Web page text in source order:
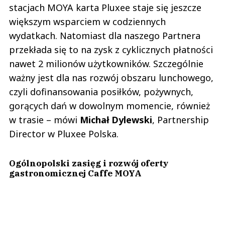
stacjach MOYA karta Pluxee staje się jeszcze
większym wsparciem w codziennych
wydatkach. Natomiast dla naszego Partnera
przekłada się to na zysk z cyklicznych płatności
nawet 2 milionów użytkowników. Szczególnie
ważny jest dla nas rozwój obszaru lunchowego,
czyli dofinansowania posiłków, pożywnych,
gorących dań w dowolnym momencie, również
w trasie – mówi Michał Dylewski, Partnership
Director w Pluxee Polska.
Ogólnopolski zasięg i rozwój oferty
gastronomicznej Caffe MOYA